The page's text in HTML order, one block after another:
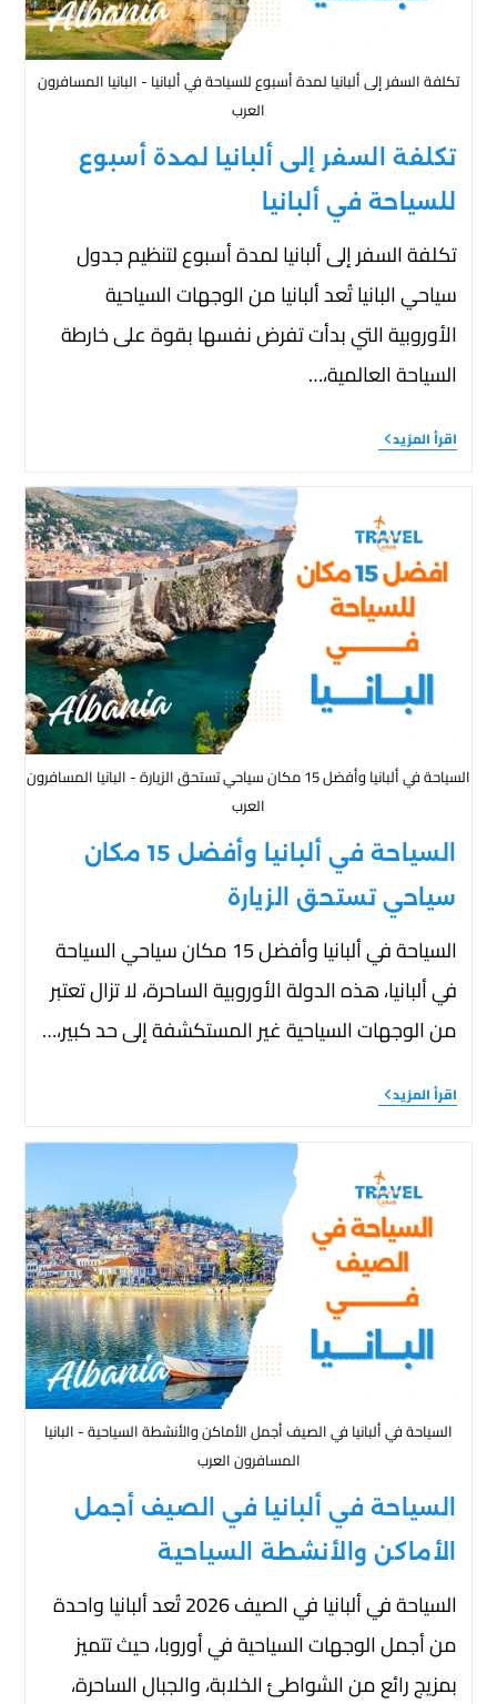
تكلفة السفر إلى ألبانيا لمدة أسبوع للسياحة في ألبانيا - البانيا المسافرون
العرب
تكلفة السفر إلى ألبانيا لمدة أسبوع
للسياحة في ألبانيا
تكلفة السفر إلى ألبانيا لمدة أسبوع لتنظيم جدول
سياحي البانيا تُعد ألبانيا من الوجهات السياحية
الأوروبية التي بدأت تفرض نفسها بقوة على خارطة
السياحة العالمية،…
اقرأ المزيد
السياحة في ألبانيا وأفضل 15 مكان سياحي تستحق الزيارة - البانيا المسافرون
العرب
السياحة في ألبانيا وأفضل 15 مكان
سياحي تستحق الزيارة
السياحة في ألبانيا وأفضل 15 مكان سياحي السياحة
في ألبانيا، هذه الدولة الأوروبية الساحرة، لا تزال تعتبر
من الوجهات السياحية غير المستكشفة إلى حد كبير،…
اقرأ المزيد
السياحة في ألبانيا في الصيف أجمل الأماكن والأنشطة السياحية - البانيا
المسافرون العرب
السياحة في ألبانيا في الصيف أجمل
الأماكن والأنشطة السياحية
السياحة في ألبانيا في الصيف 2026 تُعد ألبانيا واحدة
من أجمل الوجهات السياحية في أوروبا، حيث تتميز
بمزيج رائع من الشواطئ الخلابة، والجبال الساحرة،